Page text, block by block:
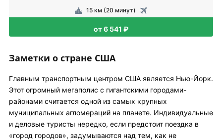
15 км (20 минут)
от 6 541 ₽
Заметки о стране США
Главным транспортным центром США является Нью-Йорк.
Этот огромный мегаполис с гигантскими городами-
районами считается одной из самых крупных
муниципальных агломераций на планете. Индивидуальные
и деловые туристы нередко, если предстоит поездка в
«город городов», задумываются над тем, как не